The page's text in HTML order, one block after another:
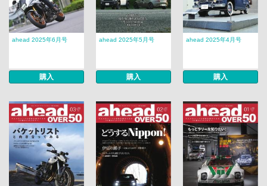
ahead 2025年6月号
購入
ahead 2025年5月号
購入
ahead 2025年4月号
購入